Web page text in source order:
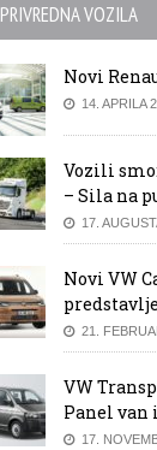
PRIVREDNA VOZILA
Novi
14. APRILA
Vozili
– Sila na
17.
Novi VW
21.
VW
Panel van
17.